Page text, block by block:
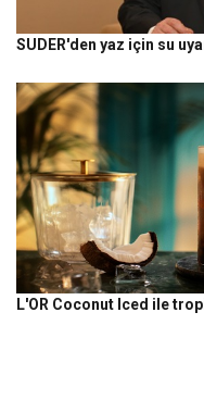
SUDER'den yaz için su
L'OR Coconut Iced ile